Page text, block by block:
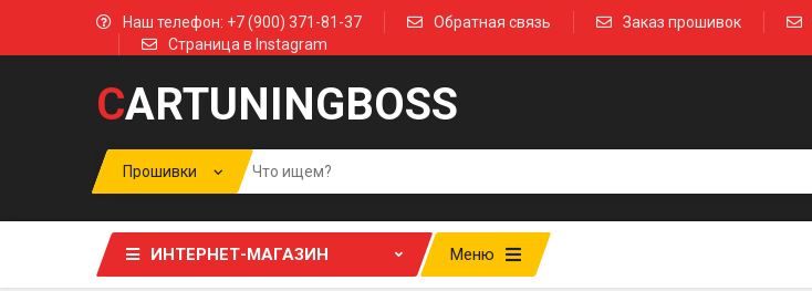
Наш телефон: +7 (900) 371-81-37 Обратная связь Заказ прошивок
Страница в Instagram
CARTUNINGBOSS
ИНТЕРНЕТ-МАГАЗИН Меню